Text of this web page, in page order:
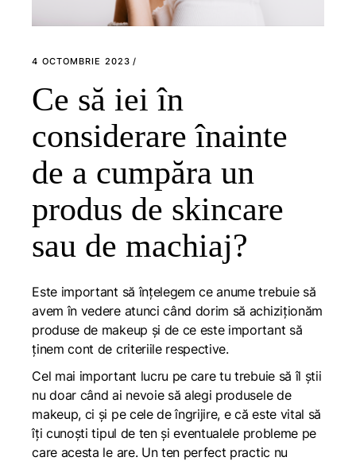
4 OCTOMBRIE 2023
Ce să iei în
considerare înainte
de a cumpăra un
produs de skincare
sau de machiaj?
Este important să înțelegem ce anume trebuie să
avem în vedere atunci când dorim să achiziționăm
produse de makeup și de ce este important să
ținem cont de criteriile respective.
Cel mai important lucru pe care tu trebuie să îl știi
nu doar când ai nevoie să alegi produsele de
makeup, ci și pe cele de îngrijire, e că este vital să
îți cunoști tipul de ten și eventualele probleme pe
care acesta le are. Un ten perfect practic nu